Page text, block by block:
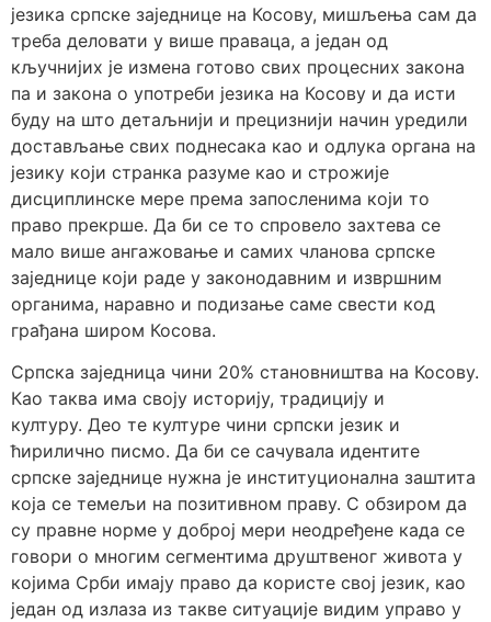
језика српске заједнице на Косову, мишљења сам да
треба деловати у више праваца, а један од
кључнијих је измена готово свих процесних закона
па и закона о употреби језика на Косову и да исти
буду на што детаљнији и прецизнији начин уредили
достављање свих поднесака као и одлука органа на
језику који странка разуме као и строжије
дисциплинске мере према запосленима који то
право прекрше. Да би се то спровело захтева се
мало више ангажовање и самих чланова српске
заједнице који раде у законодавним и извршним
органима, наравно и подизање саме свести код
грађана широм Косова.
Српска заједница чини 20% становништва на Косову.
Као таква има своју историју, традицију и
културу. Део те културе чини српски језик и
ћирилично писмо. Да би се сачувала идентите
српске заједнице нужна је институционална заштита
која се темељи на позитивном праву. С обзиром да
су правне норме у доброј мери неодређене када се
говори о многим сегментима друштвеног живота у
којима Срби имају право да користе свој језик, као
један од излаза из такве ситуације видим управо у